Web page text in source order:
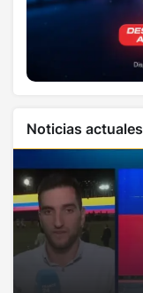
Noticias actuales